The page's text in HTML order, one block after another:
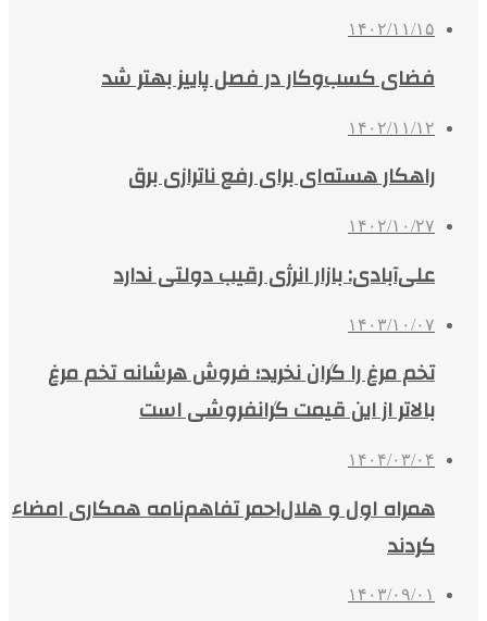
۱۴۰۲/۱۱/۱۵
فضای کسب‌وکار در فصل پاییز بهتر شد
۱۴۰۲/۱۱/۱۲
راهکار هسته‌ای برای رفع ناترازی برق
۱۴۰۲/۱۰/۲۷
علی‌آبادی: بازار انرژی رقیب دولتی ندارد
۱۴۰۳/۱۰/۰۷
تخم مرغ را گران نخرید؛ فروش هرشانه تخم مرغ
بالاتر از این قیمت گرانفروشی است
۱۴۰۴/۰۳/۰۴
همراه اول و هلال‌احمر تفاهم‌نامه همکاری امضاء
کردند
۱۴۰۳/۰۹/۰۱